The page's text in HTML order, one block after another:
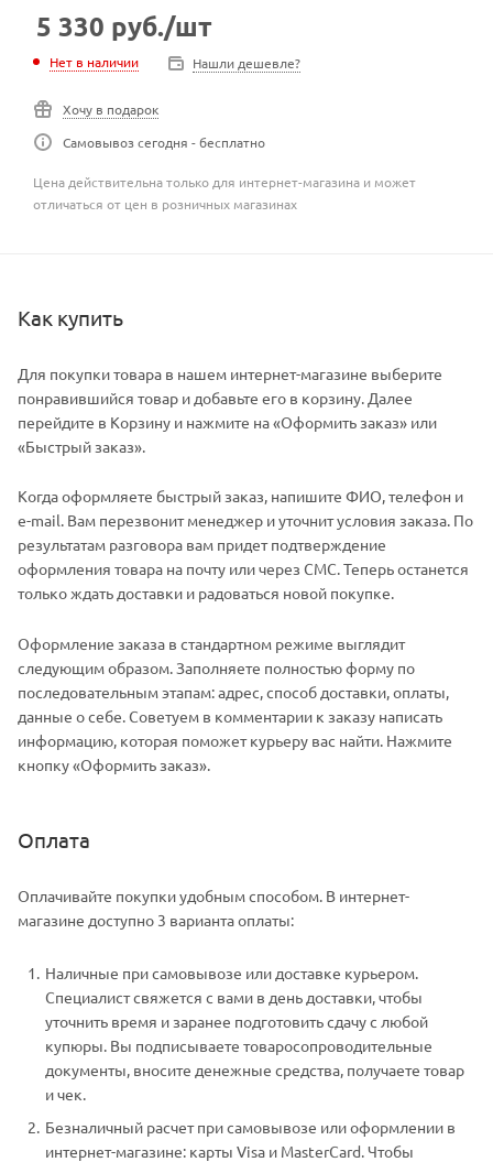
5 330 руб./шт
Нет в наличии Нашли дешевле?
Хочу в подарок
Самовывоз сегодня - бесплатно
Цена действительна только для интернет-магазина и может
отличаться от цен в розничных магазинах
Как купить
Для покупки товара в нашем интернет-магазине выберите
понравившийся товар и добавьте его в корзину. Далее
перейдите в Корзину и нажмите на «Оформить заказ» или
«Быстрый заказ».
Когда оформляете быстрый заказ, напишите ФИО, телефон и
e-mail. Вам перезвонит менеджер и уточнит условия заказа. По
результатам разговора вам придет подтверждение
оформления товара на почту или через СМС. Теперь останется
только ждать доставки и радоваться новой покупке.
Оформление заказа в стандартном режиме выглядит
следующим образом. Заполняете полностью форму по
последовательным этапам: адрес, способ доставки, оплаты,
данные о себе. Советуем в комментарии к заказу написать
информацию, которая поможет курьеру вас найти. Нажмите
кнопку «Оформить заказ».
Оплата
Оплачивайте покупки удобным способом. В интернет-
магазине доступно 3 варианта оплаты:
Наличные при самовывозе или доставке курьером.
Специалист свяжется с вами в день доставки, чтобы
уточнить время и заранее подготовить сдачу с любой
купюры. Вы подписываете товаросопроводительные
документы, вносите денежные средства, получаете товар
и чек.
Безналичный расчет при самовывозе или оформлении в
интернет-магазине: карты Visa и MasterCard. Чтобы